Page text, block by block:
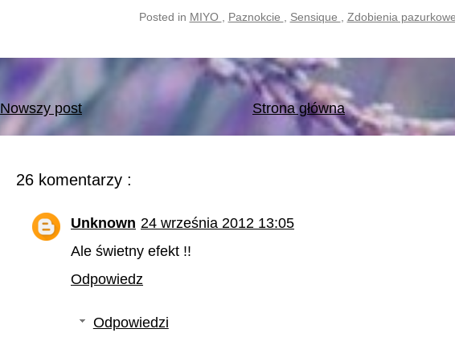
Posted in MIYO , Paznokcie , Sensique , Zdobienia pazurkowe
Nowszy post Strona główna
26 komentarzy :
Unknown 24 września 2012 13:05
Ale świetny efekt !!
Odpowiedz
Odpowiedzi